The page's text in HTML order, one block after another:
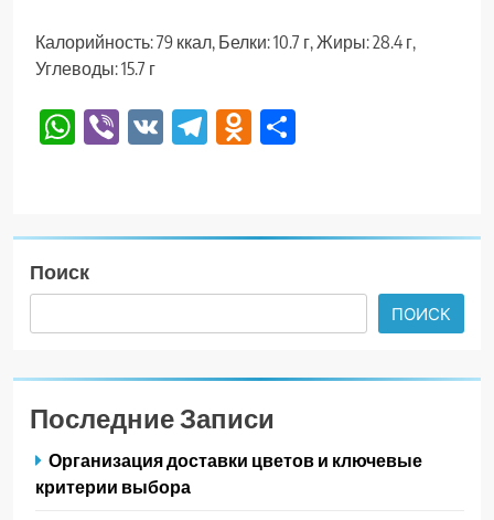
Калорийность: 79 ккал, Белки: 10.7 г, Жиры: 28.4 г,
Углеводы: 15.7 г
WhatsApp
Viber
VK TelegramOdnoklassniki
Поиск
ПОИСК
Последние Записи
Организация доставки цветов и ключевые
критерии выбора